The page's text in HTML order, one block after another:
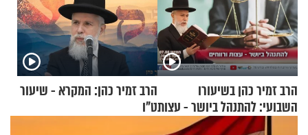
הרב זמיר כהן בשיעורו
השבועי: להתנהל ביושר - עצות
ורווחים
הרב זמיר כהן: המקרא - שיעור
ט"ו